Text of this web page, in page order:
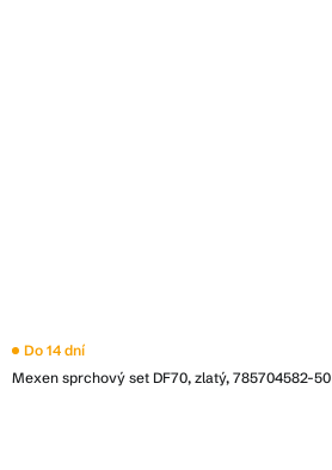
Mexen sprchový set DF70, zlatý, 785704582-50
Do 14 dní